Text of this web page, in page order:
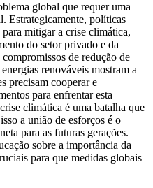
global que requer uma
Estrategicamente, políticas
mitigar a crise climática,
do setor privado e da
de redução de
renováveis mostram a
precisam cooperar e
para enfrentar esta
climática é uma batalha que
a união de esforços é o
para as futuras gerações.
sobre a importância da
para que medidas globais